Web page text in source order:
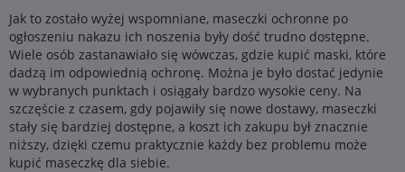
Jak to zostało wyżej wspomniane, maseczki ochronne po
ogłoszeniu nakazu ich noszenia były dość trudno dostępne.
Wiele osób zastanawiało się wówczas, gdzie kupić maski, które
dadzą im odpowiednią ochronę. Można je było dostać jedynie
w wybranych punktach i osiągały bardzo wysokie ceny. Na
szczęście z czasem, gdy pojawiły się nowe dostawy, maseczki
stały się bardziej dostępne, a koszt ich zakupu był znacznie
niższy, dzięki czemu praktycznie każdy bez problemu może
kupić maseczkę dla siebie.